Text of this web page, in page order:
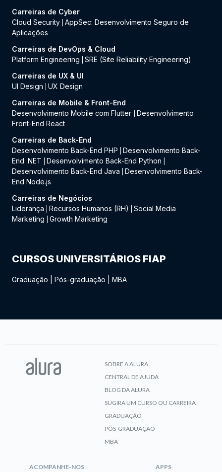
Carreiras de Cyber
Cloud Security AppSec: Desenvolvimento Seguro de
Aplicações
Carreiras de DevOps & Cloud
Platform Engineering
SRE (Site Reliability Engineering)
Carreiras de UX & UI
UI Design
UX Design
Carreiras de Mobile & Front-End
Desenvolvimento Mobile com Flutter
Desenvolvimento
Front-End React
Carreiras de Back-End
Desenvolvimento Back-End PHP
Desenvolvimento Back-
End .NET
Desenvolvimento Back-End Python
Desenvolvimento Back-End Java
Desenvolvimento Back-
End Node.js
Carreiras de Negócios
Liderança
Recursos Humanos (RH)
Social Media
Marketing
Growth Marketing
CURSOS UNIVERSITÁRIOS FIAP
Graduação Pós-graduação MBA
SOBRE A ALURA
CENTRAL DE AJUDA
BLOG DA ALURA
SUGIRA UM CURSO OU CARREIRA
GRADUAÇÃO
PÓS-GRADUAÇÃO
MBA
ACOMPANHE-NOS APPS